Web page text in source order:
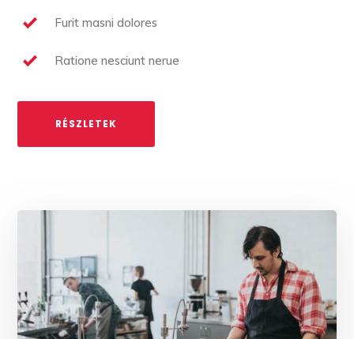
Furit masni dolores
Ratione nesciunt nerue
RÉSZLETEK